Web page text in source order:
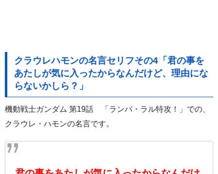
クラウレハモンの名言セリフその4「君の事を
あたしが気に入ったからなんだけど、理由にな
らないかしら？」
機動戦士ガンダム 第19話 「ランバ・ラル特攻！」での、
クラウレ・ハモンの名言です。